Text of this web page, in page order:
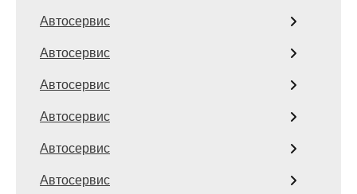
Автосервис
Автосервис
Автосервис
Автосервис
Автосервис
Автосервис